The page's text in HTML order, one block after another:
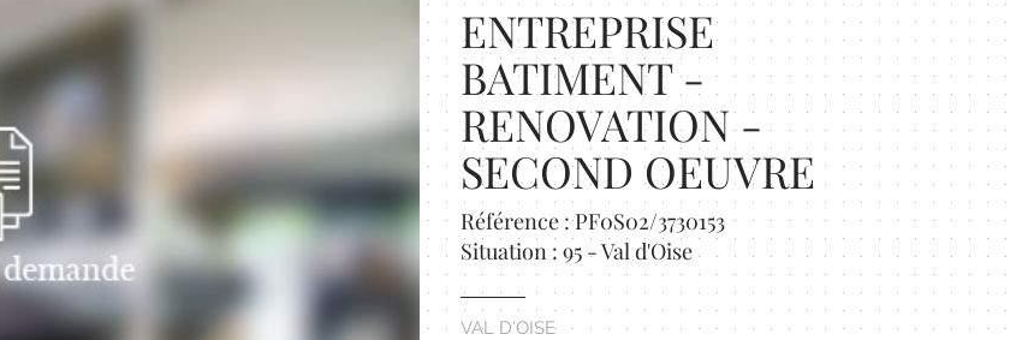
ENTREPRISE
BATIMENT -
RENOVATION -
SECOND OEUVRE
Référence : PF0S02/3730153
Situation : 95 - Val d'Oise
VAL D'OISE